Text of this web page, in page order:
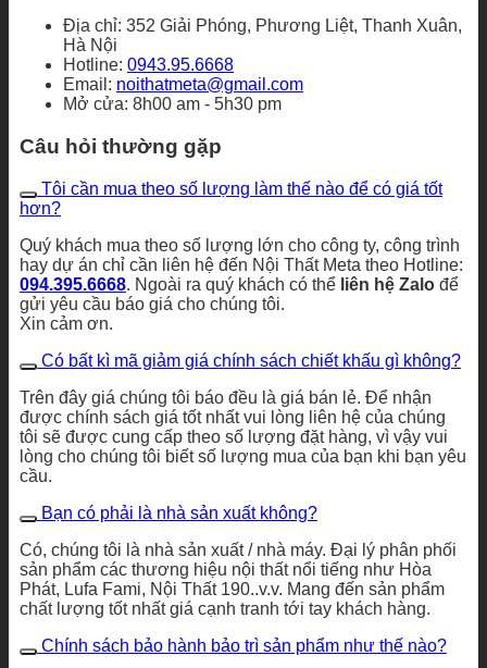
Địa chỉ: 352 Giải Phóng, Phương Liệt, Thanh Xuân,
Hà Nội
Hotline: 0943.95.6668
Email: noithatmeta@gmail.com
Mở cửa: 8h00 am - 5h30 pm
Câu hỏi thường gặp
Tôi cần mua theo số lượng làm thế nào để có giá tốt
hơn?
Quý khách mua theo số lượng lớn cho công ty, công trình
hay dự án chỉ cần liên hệ đến Nội Thất Meta theo Hotline:
094.395.6668. Ngoài ra quý khách có thể liên hệ Zalo để
gửi yêu cầu báo giá cho chúng tôi.
Xin cảm ơn.
Có bất kì mã giảm giá chính sách chiết khấu gì không?
Trên đây giá chúng tôi báo đều là giá bán lẻ. Để nhận
được chính sách giá tốt nhất vui lòng liên hệ của chúng
tôi sẽ được cung cấp theo số lượng đặt hàng, vì vậy vui
lòng cho chúng tôi biết số lượng mua của bạn khi bạn yêu
cầu.
Bạn có phải là nhà sản xuất không?
Có, chúng tôi là nhà sản xuất / nhà máy. Đại lý phân phối
sản phẩm các thương hiệu nội thất nổi tiếng như Hòa
Phát, Lufa Fami, Nội Thất 190..v.v. Mang đến sản phẩm
chất lượng tốt nhất giá cạnh tranh tới tay khách hàng.
Chính sách bảo hành bảo trì sản phẩm như thế nào?